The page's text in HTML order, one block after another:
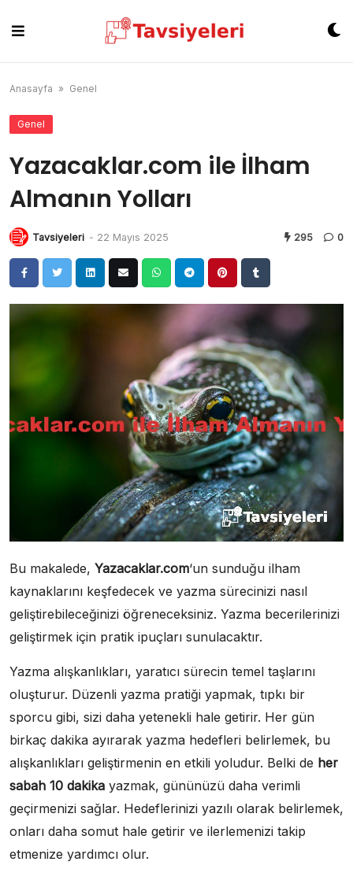
content
Anasayfa » Genel
Genel
Yazacaklar.com ile İlham
Almanın Yolları
Tavsiyeleri - 22 Mayıs 2025 295 0
Bu makalede, Yazacaklar.com‘un sunduğu ilham
kaynaklarını keşfedecek ve yazma sürecinizi nasıl
geliştirebileceğinizi öğreneceksiniz. Yazma becerilerinizi
geliştirmek için pratik ipuçları sunulacaktır.
Yazma alışkanlıkları, yaratıcı sürecin temel taşlarını
oluşturur. Düzenli yazma pratiği yapmak, tıpkı bir
sporcu gibi, sizi daha yetenekli hale getirir. Her gün
birkaç dakika ayırarak yazma hedefleri belirlemek, bu
alışkanlıkları geliştirmenin en etkili yoludur. Belki de her
sabah 10 dakika yazmak, gününüzü daha verimli
geçirmenizi sağlar. Hedeflerinizi yazılı olarak belirlemek,
onları daha somut hale getirir ve ilerlemenizi takip
etmenize yardımcı olur.